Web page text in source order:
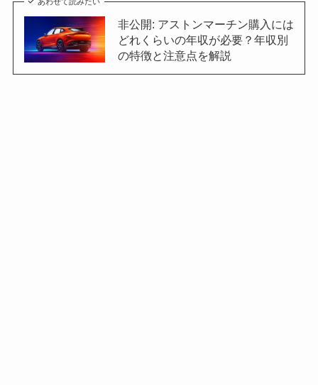
非公開: アストンマーチン購入には
どれくらいの年収が必要？年収別
の特徴と注意点を解説